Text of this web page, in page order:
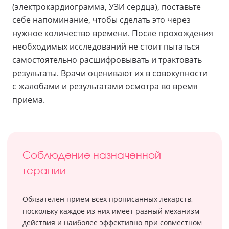
(электрокардиограмма, УЗИ сердца), поставьте
себе напоминание, чтобы сделать это через
нужное количество времени. После прохождения
необходимых исследований не стоит пытаться
самостоятельно расшифровывать и трактовать
результаты. Врачи оценивают их в совокупности
с жалобами и результатами осмотра во время
приема.
Соблюдение назначенной
терапии
Обязателен прием всех прописанных лекарств,
поскольку каждое из них имеет разный механизм
действия и наиболее эффективно при совместном